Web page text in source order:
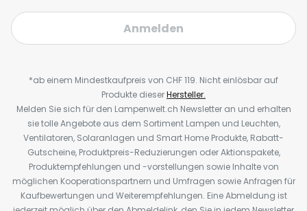
Anmelden
*ab einem Mindestkaufpreis von CHF 119. Nicht einlösbar auf
Produkte dieserHersteller.
Melden Sie sich für den Lampenwelt.ch Newsletter an und erhalten
sie tolle Angebote aus dem Sortiment Lampen und Leuchten,
Ventilatoren, Solaranlagen und Smart Home Produkte, Rabatt-
Gutscheine, Produktpreis-Reduzierungen oder Aktionspakete,
Produktempfehlungen und -vorstellungen sowie Inhalte von
möglichen Kooperationspartnern und Umfragen sowie Anfragen für
Kaufbewertungen und Weiterempfehlungen. Eine Abmeldung ist